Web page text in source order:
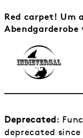
Red carpet! Um
Deprecated:
deprecated since